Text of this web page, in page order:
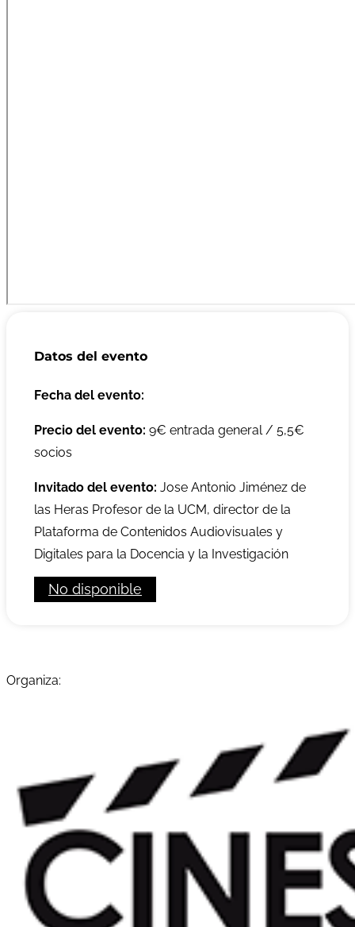
Datos del evento
Fecha del evento:
Precio del evento: 9€ entrada general / 5,5€
socios
Invitado del evento: Jose Antonio Jiménez de
las Heras Profesor de la UCM, director de la
Plataforma de Contenidos Audiovisuales y
Digitales para la Docencia y la Investigación
No disponible
Organiza: